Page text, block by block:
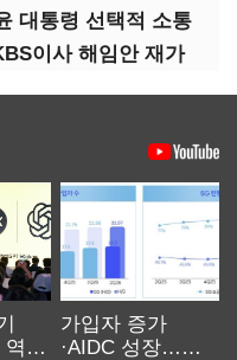
대통령 선택적 소통
이사 해임안 재가
역대
가입자 증가
·AIDC 성장…